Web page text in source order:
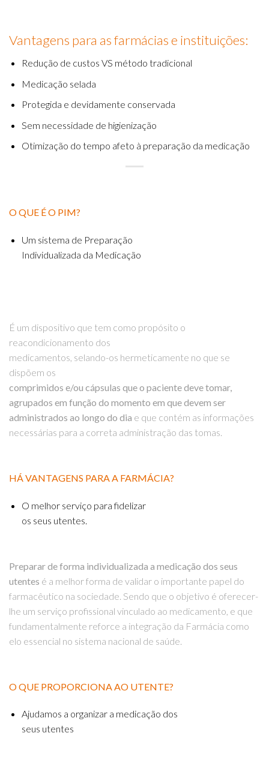
Vantagens para as farmácias e instituições:
Redução de custos VS método tradicional
Medicação selada
Protegida e devidamente conservada
Sem necessidade de higienização
Otimização do tempo afeto à preparação da medicação
O QUE É O PIM?
Um sistema de Preparação
Individualizada da Medicação
É um dispositivo que tem como propósito o
reacondicionamento dos
medicamentos, selando-os hermeticamente no que se
dispõem os
comprimidos e/ou cápsulas que o paciente deve tomar,
agrupados em função do momento em que devem ser
administrados ao longo do dia e que contém as informações
necessárias para a correta administração das tomas.
HÁ VANTAGENS PARA A FARMÁCIA?
O melhor serviço para fidelizar
os seus utentes.
Preparar de forma individualizada a medicação dos seus
utentes é a melhor forma de validar o importante papel do
farmacêutico na sociedade. Sendo que o objetivo é oferecer-
lhe um serviço profissional vinculado ao medicamento, e que
fundamentalmente reforce a integração da Farmácia como
elo essencial no sistema nacional de saúde.
O QUE PROPORCIONA AO UTENTE?
Ajudamos a organizar a medicação dos
seus utentes